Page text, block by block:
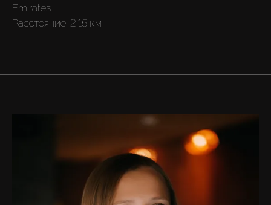
About Us
Emirates
Расстояние: 2.15 км